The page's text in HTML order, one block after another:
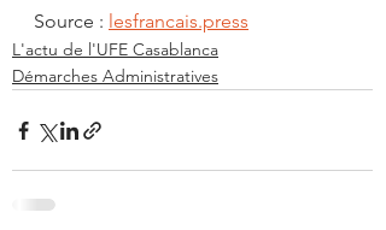
Source : lesfrancais.press
L'actu de l'UFE Casablanca
Démarches Administratives